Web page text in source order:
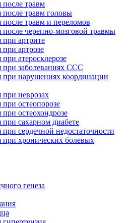
после травм
после травм головы
после травм и переломов
после черепно-мозговой травмы
при артрите
артрозе
атеросклерозе
при заболеваниях ССС
при нарушениях координации
при неврозах
остеопорозе
остеохондрозе
при сахарном диабете
сердечной недостаточности
при хронических болевых
генеза